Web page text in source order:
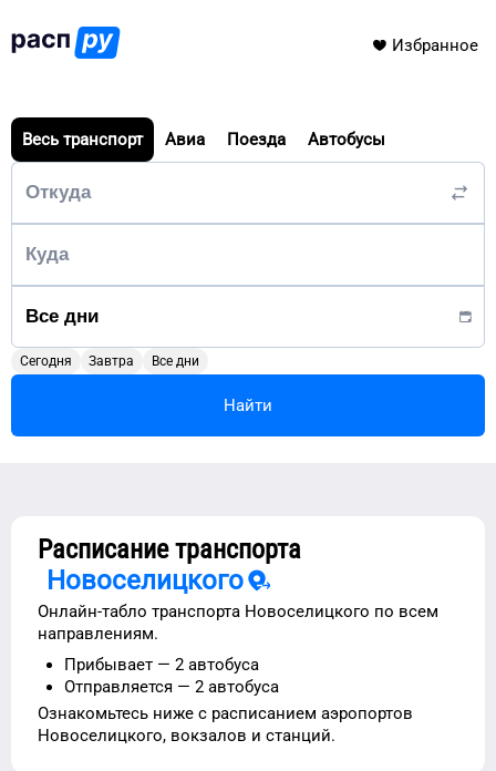
Избранное
Весь транспорт Авиа Поезда Автобусы
Сегодня Завтра Все дни
Найти
Расписание транспорта
Новоселицкого
Онлайн-табло транспорта Новоселицкого по всем
направлениям.
Прибывает — 2 автобуса
Отправляется — 2 автобуса
Ознакомьтесь ниже с расписанием аэропортов
Новоселицкого, вокзалов и станций.